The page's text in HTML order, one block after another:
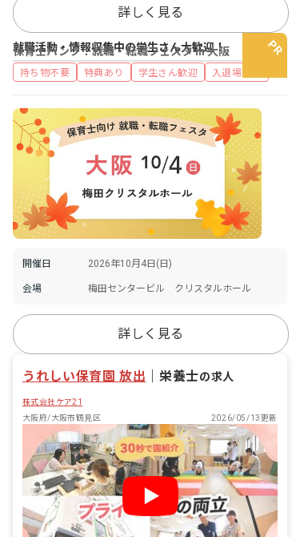
詳しく見る
保育士バンク！就職・転職フェスタ in 大阪
就職活動・情報収集中の学生さん大歓迎！
持ち物不要 特典あり 学生さん歓迎 入退場自由
開催日 2026年10月4日(日)
会場 梅田センタービル クリスタルホール
詳しく見る
うれしい保育園 放出 ｜栄養士の求人
株式会社ケア21
大阪府/大阪市鶴見区
2026/05/13更新